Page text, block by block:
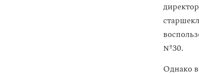
№30.
Однако